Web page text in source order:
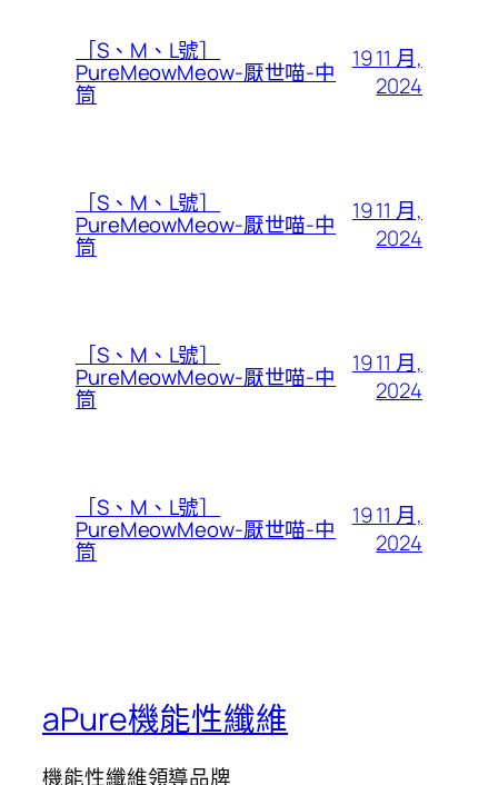
［S、M、L號］
PureMeowMeow-厭世喵-中
筒
19 11 月,
2024
［S、M、L號］
PureMeowMeow-厭世喵-中
筒
19 11 月,
2024
［S、M、L號］
PureMeowMeow-厭世喵-中
筒
19 11 月,
2024
［S、M、L號］
PureMeowMeow-厭世喵-中
筒
19 11 月,
2024
aPure機能性纖維
機能性纖維領導品牌